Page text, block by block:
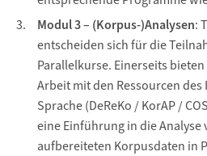
Modul 3 – (Korpus-)Analysen:
entscheiden sich für die
Parallelkurse. Einerseits
Arbeit mit den Ressourcen
Sprache (DeReKo / KorAP /
eine Einführung in die
aufbereiteten Korpusdaten in